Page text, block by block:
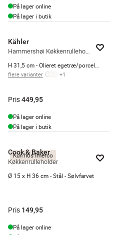
På lager online
På lager i butik
Kähler
Hammershøi Køkkenrulleholder
flere varianter +1
Pris449,95
På lager online
På lager i butik
Kun hos Imerco
Cook & Baker
Køkkenrulleholder
Ø 15 x H 36 cm - Stål - Sølvfarvet
Pris 149,95
På lager online